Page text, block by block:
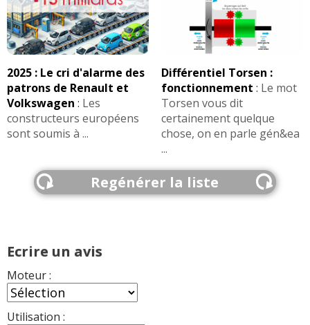
2025 : Le cri d'alarme des
patrons de Renault et
Volkswagen : Les
constructeurs européens
sont soumis à ...
Différentiel Torsen :
fonctionnement : Le mot
Torsen vous dit
certainement quelque
chose, on en parle gén&ea
...
Regénérer la liste
Ecrire un avis
Moteur :
Utilisation :